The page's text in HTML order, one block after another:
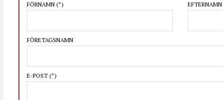
FÖRNAMN (*) EFTERNAMN
FÖRETAGSNAMN
E-POST (*)